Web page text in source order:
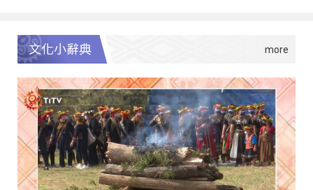
文化小辭典